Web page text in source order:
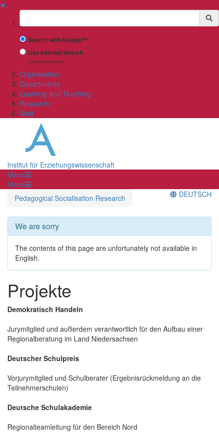
✖
Suchbegriff
Search with Google™
Use Internal Search
(limited result quality)
Organisation
Departments
Learning and Teaching
Research
Staff
Institut für Erziehungswissenschaft
Menü
Menü
Pedagogical Socialisation Research
DEUTSCH
We are sorry
The contents of this page are unfortunately not available in
English.
Projekte
Demokratisch Handeln
Jurymitglied und außerdem verantwortlich für den Aufbau einer
Regionalberatung im Land Niedersachsen
Deutscher Schulpreis
Vorjurymitglied und Schulberater (Ergebnisrückmeldung an die
Teilnehmerschulen)
Deutsche Schulakademie
Regionalteamleitung für den Bereich Nord